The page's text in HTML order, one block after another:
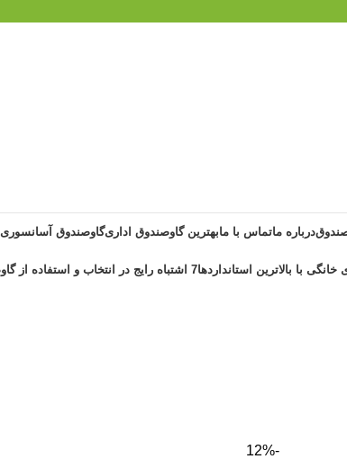
درباره ماتماس با مابهترین گاوصندوق اداریگاوصندوق آسانسوری
با بالاترین استانداردها7 اشتباه رایج در انتخاب و استفاده از گاوصندوق خانگی ضد حریق
-12%